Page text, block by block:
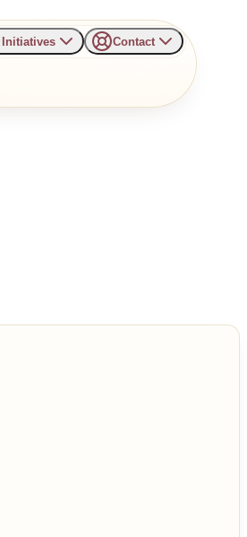
Initiatives Contact